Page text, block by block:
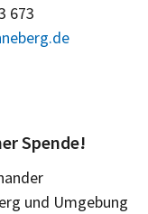
673
Spende!
und Umgebung